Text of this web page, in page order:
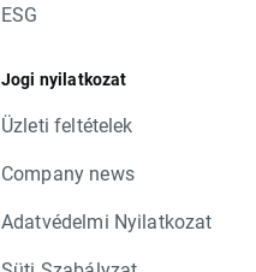
ESG
Jogi nyilatkozat
Üzleti feltételek
Company news
Adatvédelmi Nyilatkozat